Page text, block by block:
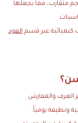
متقارب، مما يجعلها
كيميائية عبر قسم العود
الغرف والمفارش.
ونظيفة يومياً.